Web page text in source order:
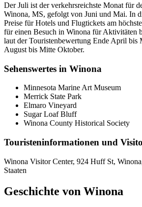
Der Juli ist der verkehrsreichste Monat für
Winona, MS, gefolgt von Juni und Mai. In
Preise für Hotels und Flugtickets am
für einen Besuch in Winona für Aktivitäten
laut der Touristenbewertung Ende April bis
August bis Mitte Oktober.
Sehenswertes in Winona
Minnesota Marine Art Museum
Merrick State Park
Elmaro Vineyard
Sugar Loaf Bluff
Winona County Historical Society
Touristeninformationen und
Winona Visitor Center, 924 Huff St,
Staaten
Geschichte von Winona